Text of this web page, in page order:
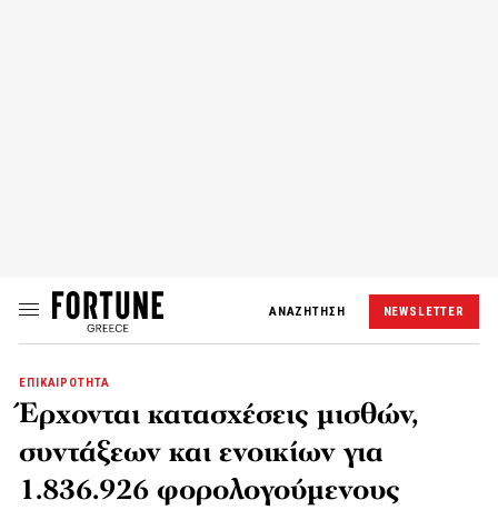
ΑΝΑΖΗΤΗΣΗ NEWSLETTER
ΕΠΙΚΑΙΡΟΤΗΤΑ
Έρχονται κατασχέσεις μισθών,
συντάξεων και ενοικίων για
1.836.926 φορολογούμενους